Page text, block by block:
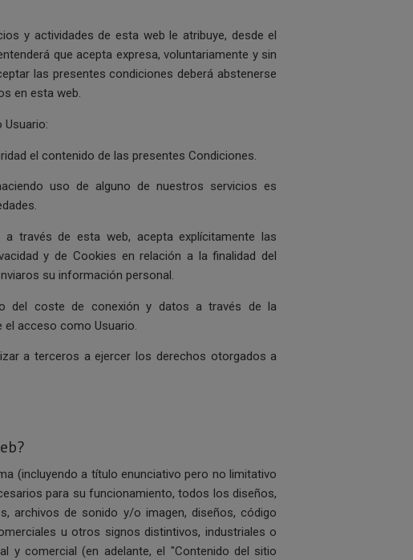
y actividades de esta web le atribuye, desde el
que acepta expresa, voluntariamente y sin
las presentes condiciones deberá abstenerse
en esta web.
Usuario:
el contenido de las presentes Condiciones.
uso de alguno de nuestros servicios es
través de esta web, acepta explícitamente las
y de Cookies en relación a la finalidad del
su información personal.
del coste de conexión y datos a través de la
acceso como Usuario.
a terceros a ejercer los derechos otorgados a
(incluyendo a título enunciativo pero no limitativo
para su funcionamiento, todos los diseños,
archivos de sonido y/o imagen, diseños, código
u otros signos distintivos, industriales o
y comercial (en adelante, el "Contenido del sitio